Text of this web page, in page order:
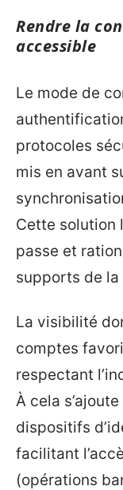
Rendre la
accessible
Le mode de
protocoles
mis en avant
Cette solution
passe et
supports de la
La visibilité
comptes
respectant
À cela
dispositifs
facilitant
(opérations